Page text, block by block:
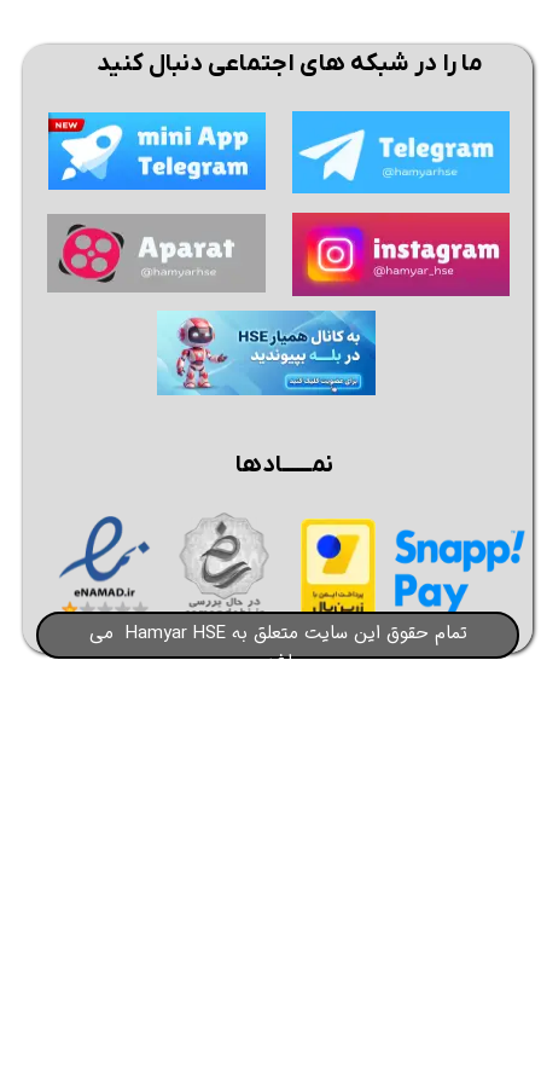
تمام حقوق این سایت متعلق به Hamyar HSE می
باشد​​​​​​​
ما را در شبکه های اجتماعی دنبال کنید
نمــــــادها